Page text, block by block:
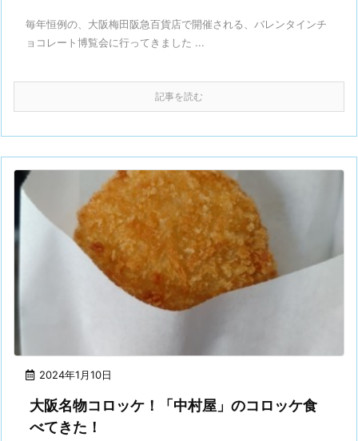
毎年恒例の、大阪梅田阪急百貨店で開催される、バレンタインチ
ョコレート博覧会に行ってきました ...
記事を読む
2024年1月10日
大阪名物コロッケ！「中村屋」のコロッケ食
べてきた！